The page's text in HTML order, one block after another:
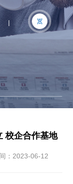
校企合作基地
：2023-06-12